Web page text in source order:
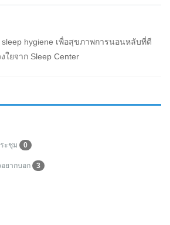
hygiene เพื่อสุขภาพการนอนหลับที่ดี
ยจาก Sleep Center
ะชุม 0
ยากบอก 3